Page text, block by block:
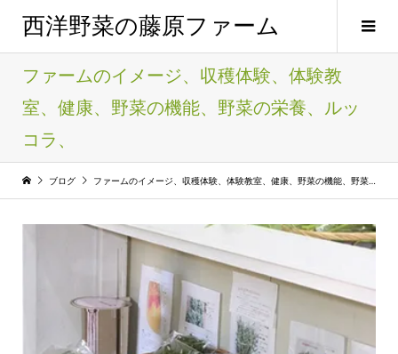
西洋野菜の藤原ファーム
ファームのイメージ、収穫体験、体験教
室、健康、野菜の機能、野菜の栄養、ルッ
コラ、
ブログ ファームのイメージ、収穫体験、体験教室、健康、野菜の機能、野菜の栄養、ルッコラ、